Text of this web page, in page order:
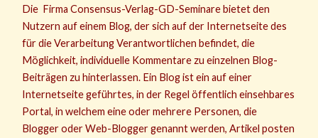
Die Firma Consensus-Verlag-GD-Seminare bietet den
Nutzern auf einem Blog, der sich auf der Internetseite des
für die Verarbeitung Verantwortlichen befindet, die
Möglichkeit, individuelle Kommentare zu einzelnen Blog-
Beiträgen zu hinterlassen. Ein Blog ist ein auf einer
Internetseite geführtes, in der Regel öffentlich einsehbares
Portal, in welchem eine oder mehrere Personen, die
Blogger oder Web-Blogger genannt werden, Artikel posten